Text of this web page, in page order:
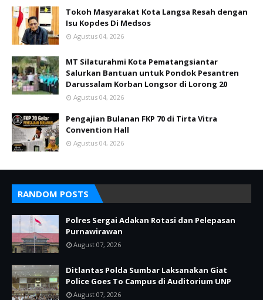
Tokoh Masyarakat Kota Langsa Resah dengan
Isu Kopdes Di Medsos
Agustus 04, 2026
MT Silaturahmi Kota Pematangsiantar
Salurkan Bantuan untuk Pondok Pesantren
Darussalam Korban Longsor di Lorong 20
Agustus 04, 2026
Pengajian Bulanan FKP 70 di Tirta Vitra
Convention Hall
Agustus 04, 2026
RANDOM POSTS
Polres Sergai Adakan Rotasi dan Pelepasan
Purnawirawan
August 07, 2026
Ditlantas Polda Sumbar Laksanakan Giat
Police Goes To Campus di Auditorium UNP
August 07, 2026